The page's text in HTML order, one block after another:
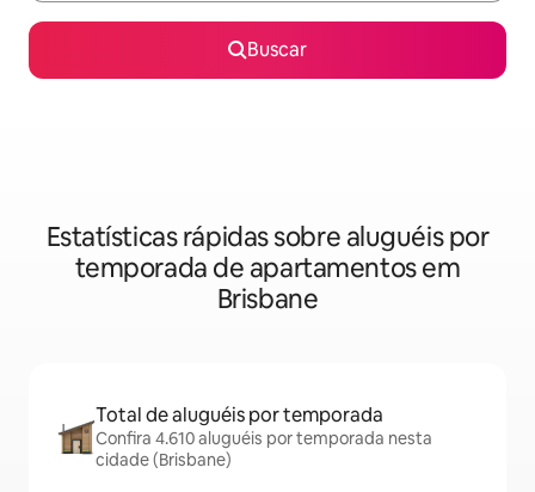
Buscar
Estatísticas rápidas sobre aluguéis por
temporada de apartamentos em
Brisbane
Total de aluguéis por temporada
Confira 4.610 aluguéis por temporada nesta
cidade (Brisbane)